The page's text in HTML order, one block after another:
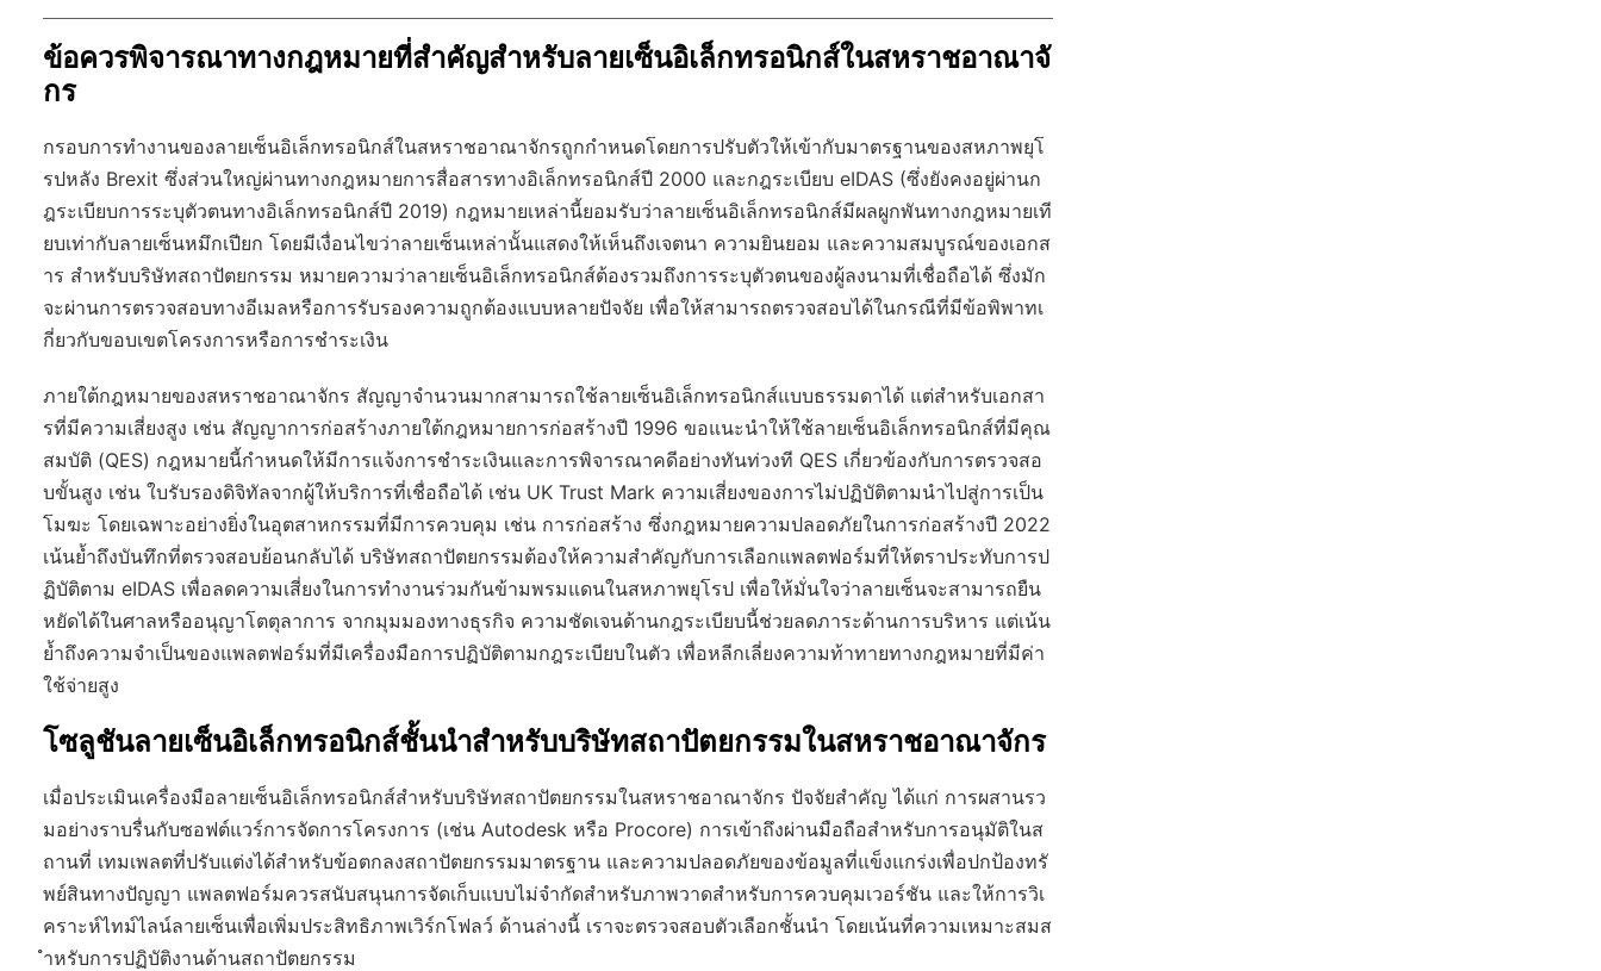
ข้อควรพิจารณาทางกฎหมายที่สำคัญสำหรับลายเซ็นอิเล็กทรอนิกส์ในสหราชอาณาจั
กร
กรอบการทำงานของลายเซ็นอิเล็กทรอนิกส์ในสหราชอาณาจักรถูกกำหนดโดยการปรับตัวให้เข้ากับมาตรฐานของสหภาพยุโ
รปหลัง Brexit ซึ่งส่วนใหญ่ผ่านทางกฎหมายการสื่อสารทางอิเล็กทรอนิกส์ปี 2000 และกฎระเบียบ eIDAS (ซึ่งยังคงอยู่ผ่านก
ฎระเบียบการระบุตัวตนทางอิเล็กทรอนิกส์ปี 2019) กฎหมายเหล่านี้ยอมรับว่าลายเซ็นอิเล็กทรอนิกส์มีผลผูกพันทางกฎหมายเที
ยบเท่ากับลายเซ็นหมึกเปียก โดยมีเงื่อนไขว่าลายเซ็นเหล่านั้นแสดงให้เห็นถึงเจตนา ความยินยอม และความสมบูรณ์ของเอกส
าร สำหรับบริษัทสถาปัตยกรรม หมายความว่าลายเซ็นอิเล็กทรอนิกส์ต้องรวมถึงการระบุตัวตนของผู้ลงนามที่เชื่อถือได้ ซึ่งมัก
จะผ่านการตรวจสอบทางอีเมลหรือการรับรองความถูกต้องแบบหลายปัจจัย เพื่อให้สามารถตรวจสอบได้ในกรณีที่มีข้อพิพาทเ
กี่ยวกับขอบเขตโครงการหรือการชำระเงิน
ภายใต้กฎหมายของสหราชอาณาจักร สัญญาจำนวนมากสามารถใช้ลายเซ็นอิเล็กทรอนิกส์แบบธรรมดาได้ แต่สำหรับเอกสา
รที่มีความเสี่ยงสูง เช่น สัญญาการก่อสร้างภายใต้กฎหมายการก่อสร้างปี 1996 ขอแนะนำให้ใช้ลายเซ็นอิเล็กทรอนิกส์ที่มีคุณ
สมบัติ (QES) กฎหมายนี้กำหนดให้มีการแจ้งการชำระเงินและการพิจารณาคดีอย่างทันท่วงที QES เกี่ยวข้องกับการตรวจสอ
บขั้นสูง เช่น ใบรับรองดิจิทัลจากผู้ให้บริการที่เชื่อถือได้ เช่น UK Trust Mark ความเสี่ยงของการไม่ปฏิบัติตามนำไปสู่การเป็น
โมฆะ โดยเฉพาะอย่างยิ่งในอุตสาหกรรมที่มีการควบคุม เช่น การก่อสร้าง ซึ่งกฎหมายความปลอดภัยในการก่อสร้างปี 2022
เน้นย้ำถึงบันทึกที่ตรวจสอบย้อนกลับได้ บริษัทสถาปัตยกรรมต้องให้ความสำคัญกับการเลือกแพลตฟอร์มที่ให้ตราประทับการป
ฏิบัติตาม eIDAS เพื่อลดความเสี่ยงในการทำงานร่วมกันข้ามพรมแดนในสหภาพยุโรป เพื่อให้มั่นใจว่าลายเซ็นจะสามารถยืน
หยัดได้ในศาลหรืออนุญาโตตุลาการ จากมุมมองทางธุรกิจ ความชัดเจนด้านกฎระเบียบนี้ช่วยลดภาระด้านการบริหาร แต่เน้น
ย้ำถึงความจำเป็นของแพลตฟอร์มที่มีเครื่องมือการปฏิบัติตามกฎระเบียบในตัว เพื่อหลีกเลี่ยงความท้าทายทางกฎหมายที่มีค่า
ใช้จ่ายสูง
โซลูชันลายเซ็นอิเล็กทรอนิกส์ชั้นนำสำหรับบริษัทสถาปัตยกรรมในสหราชอาณาจักร
เมื่อประเมินเครื่องมือลายเซ็นอิเล็กทรอนิกส์สำหรับบริษัทสถาปัตยกรรมในสหราชอาณาจักร ปัจจัยสำคัญ ได้แก่ การผสานรว
มอย่างราบรื่นกับซอฟต์แวร์การจัดการโครงการ (เช่น Autodesk หรือ Procore) การเข้าถึงผ่านมือถือสำหรับการอนุมัติในส
ถานที่ เทมเพลตที่ปรับแต่งได้สำหรับข้อตกลงสถาปัตยกรรมมาตรฐาน และความปลอดภัยของข้อมูลที่แข็งแกร่งเพื่อปกป้องทรั
พย์สินทางปัญญา แพลตฟอร์มควรสนับสนุนการจัดเก็บแบบไม่จำกัดสำหรับภาพวาดสำหรับการควบคุมเวอร์ชัน และให้การวิเ
คราะห์ไทม์ไลน์ลายเซ็นเพื่อเพิ่มประสิทธิภาพเวิร์กโฟลว์ ด้านล่างนี้ เราจะตรวจสอบตัวเลือกชั้นนำ โดยเน้นที่ความเหมาะสมส
ำหรับการปฏิบัติงานด้านสถาปัตยกรรม